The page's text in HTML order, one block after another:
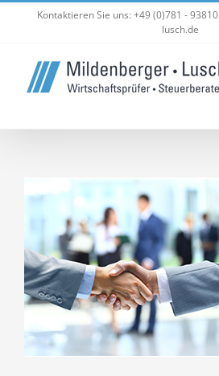
Kontaktieren Sie uns: +49 (0)781 - 93810
lusch.de